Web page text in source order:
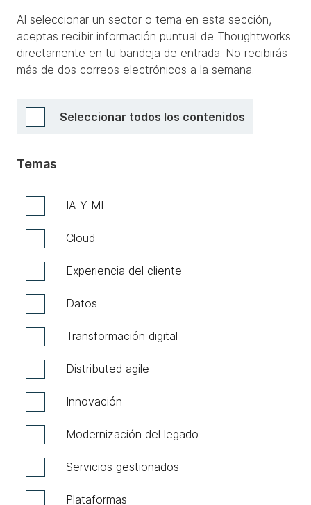
Al seleccionar un sector o tema en esta sección,
aceptas recibir información puntual de Thoughtworks
directamente en tu bandeja de entrada. No recibirás
más de dos correos electrónicos a la semana.
Seleccionar todos los contenidos
Temas
IA Y ML
Cloud
Experiencia del cliente
Datos
Transformación digital
Distributed agile
Innovación
Modernización del legado
Servicios gestionados
Plataformas